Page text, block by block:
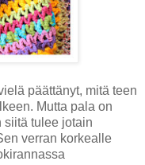
päättänyt, mitä teen
Mutta pala on
siitä tulee jotain
verran korkealle